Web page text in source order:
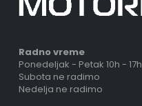
Radno vreme
Ponedeljak - Petak 10h - 17h
Subota ne radimo
Nedelja ne radimo